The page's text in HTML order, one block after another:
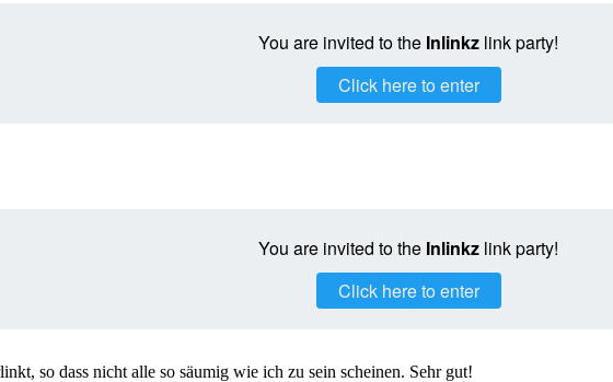
You are invited to the Inlinkz link party!
Click here to enter
You are invited to the Inlinkz link party!
Click here to enter
so dass nicht alle so säumig wie ich zu sein scheinen. Sehr gut!